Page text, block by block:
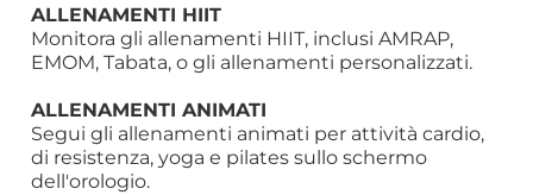
ALLENAMENTI HIIT
Monitora gli allenamenti HIIT, inclusi AMRAP,
EMOM, Tabata, o gli allenamenti personalizzati.
ALLENAMENTI ANIMATI
Segui gli allenamenti animati per attività cardio,
di resistenza, yoga e pilates sullo schermo
dell'orologio.